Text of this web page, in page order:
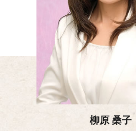
柳原 桑子